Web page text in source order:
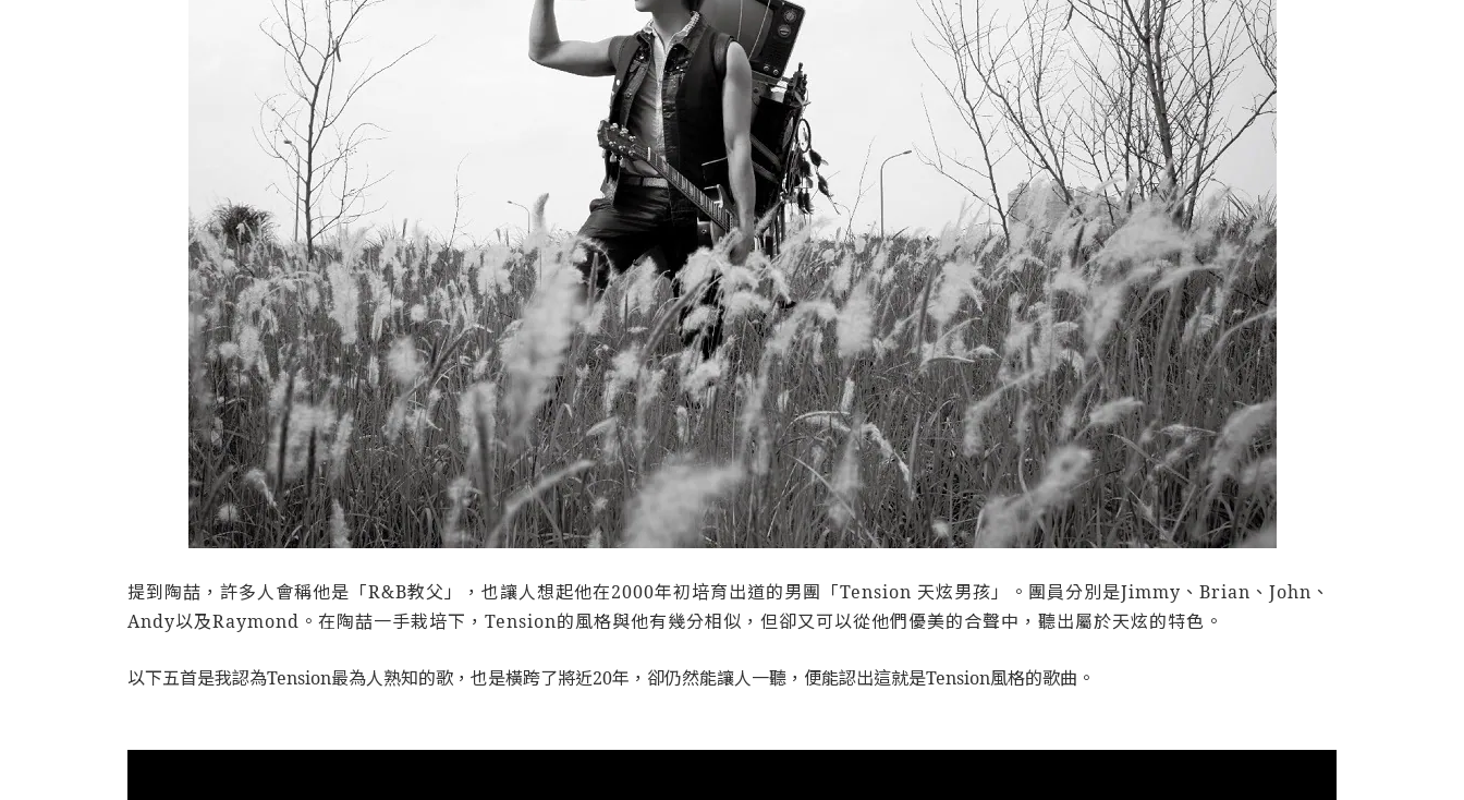
提到陶喆，許多人會稱他是「R&B教父」，也讓人想起他在2000年初培育出道的男團「Tension 天炫男孩」。團員分別是Jimmy、Brian、John、
Andy以及Raymond。在陶喆一手栽培下，Tension的風格與他有幾分相似，但卻又可以從他們優美的合聲中，聽出屬於天炫的特色。
以下五首是我認為Tension最為人熟知的歌，也是橫跨了將近20年，卻仍然能讓人一聽，便能認出這就是Tension風格的歌曲。